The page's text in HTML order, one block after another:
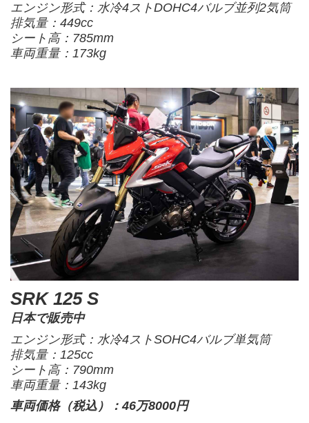
エンジン形式：水冷4ストDOHC4バルブ並列2気筒
排気量：449cc
シート高：785mm
車両重量：173kg
SRK 125 S
日本で販売中
エンジン形式：水冷4ストSOHC4バルブ単気筒
排気量：125cc
シート高：790mm
車両重量：143kg
車両価格（税込）：46万8000円